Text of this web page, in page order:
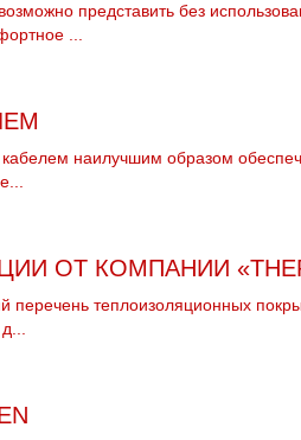
представить без
...
наилучшим образом
ОТ КОМПАНИИ
теплоизоляционных